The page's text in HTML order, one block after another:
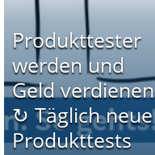
Produkttester
werden und
Geld verdienen
↻ Täglich neue
Produkttests